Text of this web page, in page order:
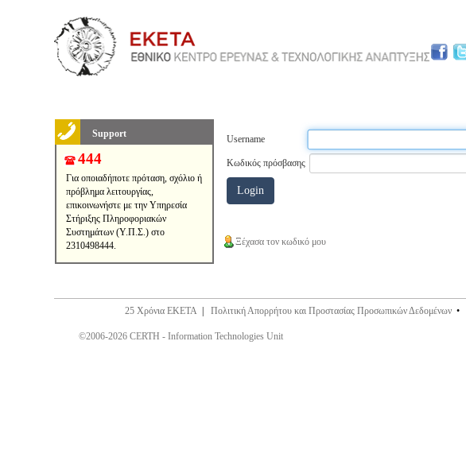
Support
444
Για οποιαδήποτε πρόταση, σχόλιο ή
πρόβλημα λειτουργίας,
επικοινωνήστε με την Υπηρεσία
Στήριξης Πληροφοριακών
Συστημάτων (Υ.Π.Σ.) στο
2310498444.
Username
Κωδικός πρόσβασης
Ξέχασα τον κωδικό μου
25 Χρόνια ΕΚΕΤΑ| Πολιτική Απορρήτου και Προστασίας Προσωπικών Δεδομένων•
©2006-2026 CERTH - Information Technologies Unit